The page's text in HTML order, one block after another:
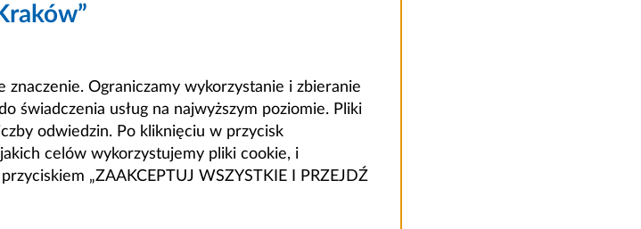
Ograniczamy wykorzystanie i zbieranie
świadczenia usług na najwyższym poziomie. Pliki
odwiedzin. Po kliknięciu w przycisk
celów wykorzystujemy pliki cookie, i
„ZAAKCEPTUJ WSZYSTKIE I PRZEJDŹ